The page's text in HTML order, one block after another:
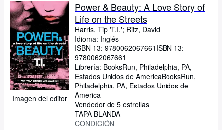
Imagen del editor
Power & Beauty: A Love Story of
Life on the Streets
Harris, Tip 'T.I.'; Ritz, David
Idioma: Inglés
ISBN 13: 9780062067661 ISBN 13:
9780062067661
Librería: BooksRun, Philadelphia, PA,
Estados Unidos de AmericaBooksRun,
Philadelphia, PA, Estados Unidos de
America
Vendedor de 5 estrellas
TAPA BLANDA
CONDICIÓN